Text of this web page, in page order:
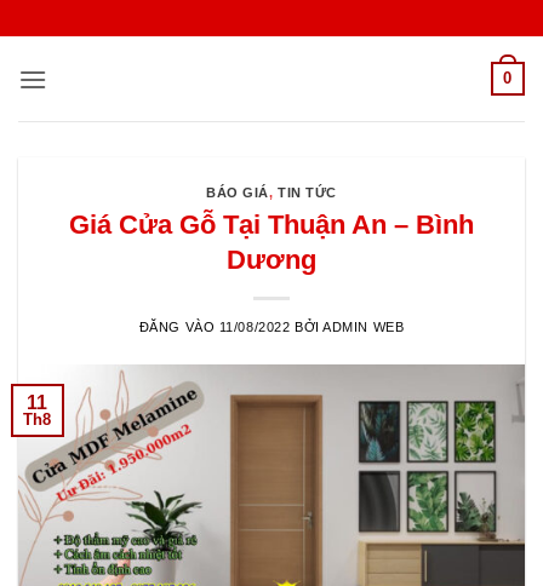
nội
0
BÁO GIÁ,TIN TỨC
Giá Cửa Gỗ Tại Thuận An – Bình
Dương
ĐĂNG VÀO 11/08/2022 BỞIADMIN WEB
11
Th8